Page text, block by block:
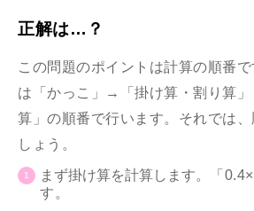
正解は…？
この問題のポイントは計算の順番
は「かっこ」→「掛け算・割り算
算」の順番で行います。それでは、
しょう。
まず掛け算を計算します。 「
す。